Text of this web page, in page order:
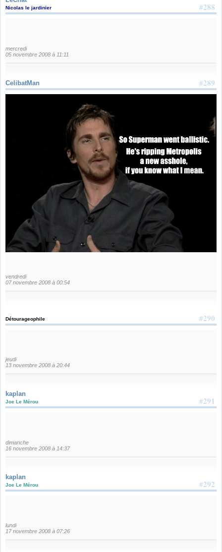
#288
Nicolas le jardinier
mercredi
05 novembre 2008 à 11:11
#289
CelibatMan
vendredi
07 novembre 2008 à 00:54
#290
Détourageophile
jeudi
13 novembre 2008 à 20:44
kaplan
#291
Joe Le Mérou
dimanche
16 novembre 2008 à 14:37
kaplan
#292
Joe Le Mérou
lundi
17 novembre 2008 à 07:26